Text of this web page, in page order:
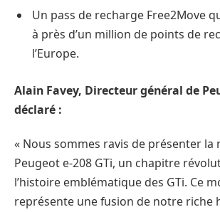
Un pass de recharge Free2Move
à près d’un million de points de
l’Europe.
Alain Favey, Directeur général de
déclaré :
« Nous sommes ravis de présenter la
Peugeot e-208 GTi, un chapitre
l’histoire emblématique des GTi. Ce
représente une fusion de notre riche